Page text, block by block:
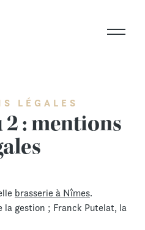
LÉGALES
2 : mentions
brasserie à Nîmes.
la gestion ; Franck Putelat, la